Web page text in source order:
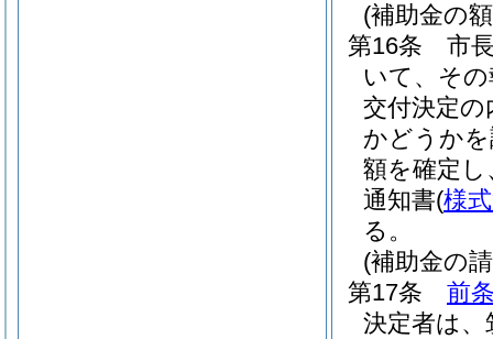
(補助金の
第16条
市
いて、そ
交付決定
かどうか
額を確定し
通知書(様
る。
(補助金の
第17条
前
決定者は、